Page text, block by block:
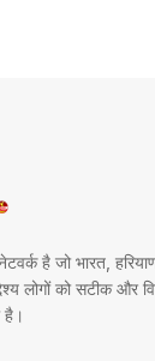
है जो भारत,
लोगों को सटीक और
है।